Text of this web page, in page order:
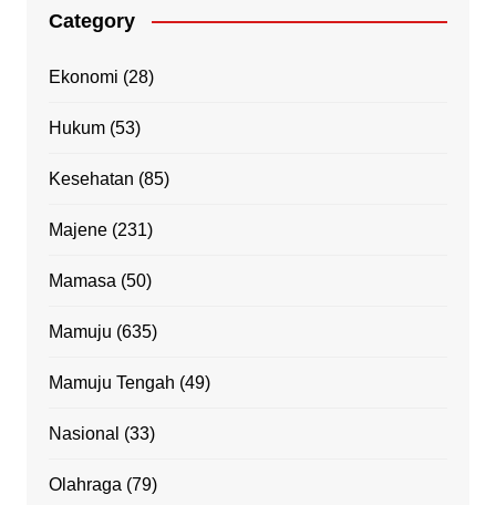
Category
Ekonomi (28)
Hukum(53)
Kesehatan (85)
Majene(231)
Mamasa (50)
Mamuju (635)
Mamuju Tengah (49)
Nasional (33)
Olahraga (79)